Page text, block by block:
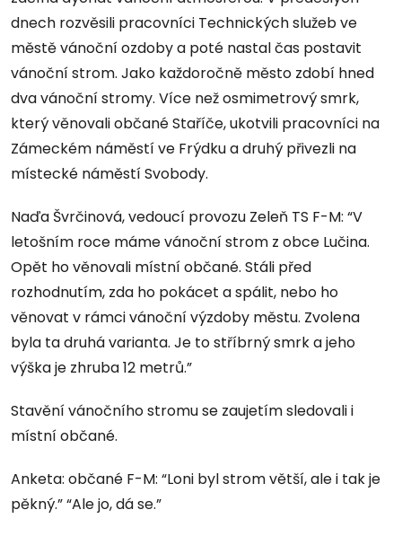
dnech rozvěsili pracovníci Technických služeb ve
městě vánoční ozdoby a poté nastal čas postavit
vánoční strom. Jako každoročně město zdobí hned
dva vánoční stromy. Více než osmimetrový smrk,
který věnovali občané Staříče, ukotvili pracovníci na
Zámeckém náměstí ve Frýdku a druhý přivezli na
místecké náměstí Svobody.
Naďa Švrčinová, vedoucí provozu Zeleň TS F-M: “V
letošním roce máme vánoční strom z obce Lučina.
Opět ho věnovali místní občané. Stáli před
rozhodnutím, zda ho pokácet a spálit, nebo ho
věnovat v rámci vánoční výzdoby městu. Zvolena
byla ta druhá varianta. Je to stříbrný smrk a jeho
výška je zhruba 12 metrů.”
Stavění vánočního stromu se zaujetím sledovali i
místní občané.
Anketa: občané F-M: “Loni byl strom větší, ale i tak je
pěkný.” “Ale jo, dá se.”